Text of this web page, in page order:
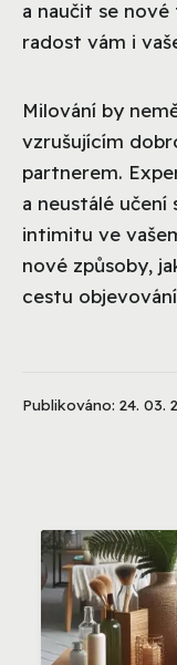
a naučit se
radost vám i
Milování by
vzrušujícím
partnerem.
a neustálé učení
intimitu ve
nové způsoby,
cestu
Publikováno: 24. 03.